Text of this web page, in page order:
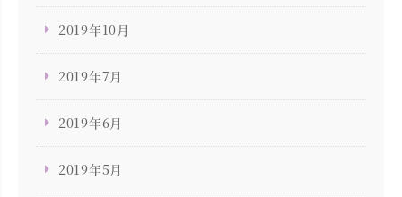
2019年10月
2019年7月
2019年6月
2019年5月